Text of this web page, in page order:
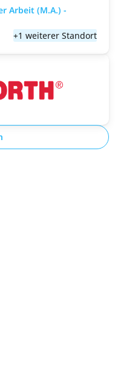
Arbeit (M.A.) -
+1 weiterer Standort